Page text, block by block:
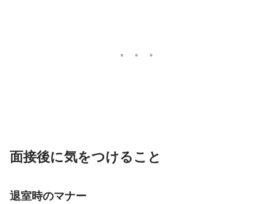
面接後に気をつけること
退室時のマナー